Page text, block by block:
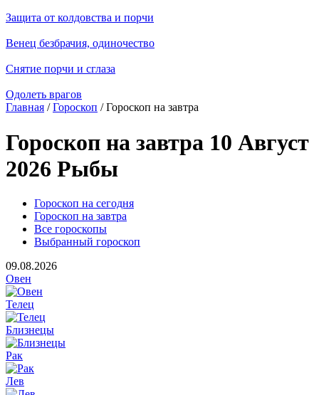
Защита от колдовства и порчи
Венец безбрачия, одиночество
Снятие порчи и сглаза
Одолеть врагов
Главная /Гороскоп / Гороскоп на завтра
Гороскоп на завтра 10 Август
2026 Рыбы
Гороскоп на сегодня
Гороскоп на завтра
Все гороскопы
Выбранный гороскоп
09.08.2026
Овен
Телец
Близнецы
Рак
Лев